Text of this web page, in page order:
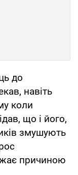
до
навіть
коли
що і його,
змушують
причиною